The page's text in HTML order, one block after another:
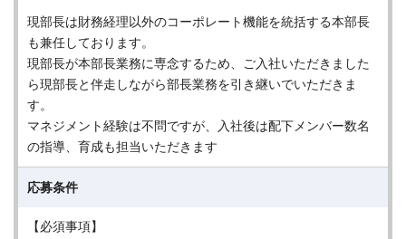
現部長は財務経理以外のコーポレート機能を統括する本部長
も兼任しております。
現部長が本部長業務に専念するため、ご入社いただきました
ら現部長と伴走しながら部長業務を引き継いでいただきま
す。
マネジメント経験は不問ですが、入社後は配下メンバー数名
の指導、育成も担当いただきます
応募条件
【必須事項】